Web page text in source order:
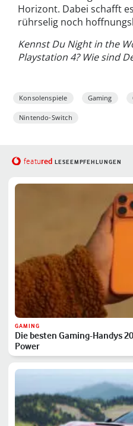
Horizont. Dabei schafft
rührselig noch
Kennst Du Night in the
Playstation 4? Wie sind
Konsolenspiele Gaming
Nintendo-Switch
featured LESEEMPFEHLUNGEN
GAMING
Die besten Gaming-Handys
Power